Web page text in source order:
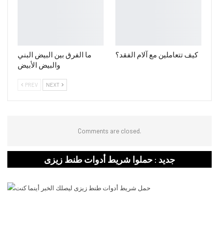
ما الفرق بين البيض البني
والبيض الأبيض
كيف تتعاملين مع آلام الفقد؟
PREV NEXT
Comments are closed.
جديد : حملوا شريط أدوات طنط زيزى